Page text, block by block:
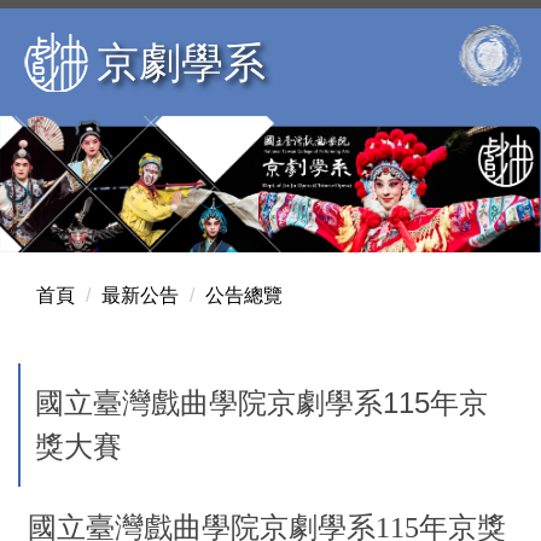
到
主
內
容
區
京劇學系
首頁 最新公告 公告總覽
國立臺灣戲曲學院京劇學系115年京
獎大賽
國立臺灣戲曲學院京劇學系115年京獎